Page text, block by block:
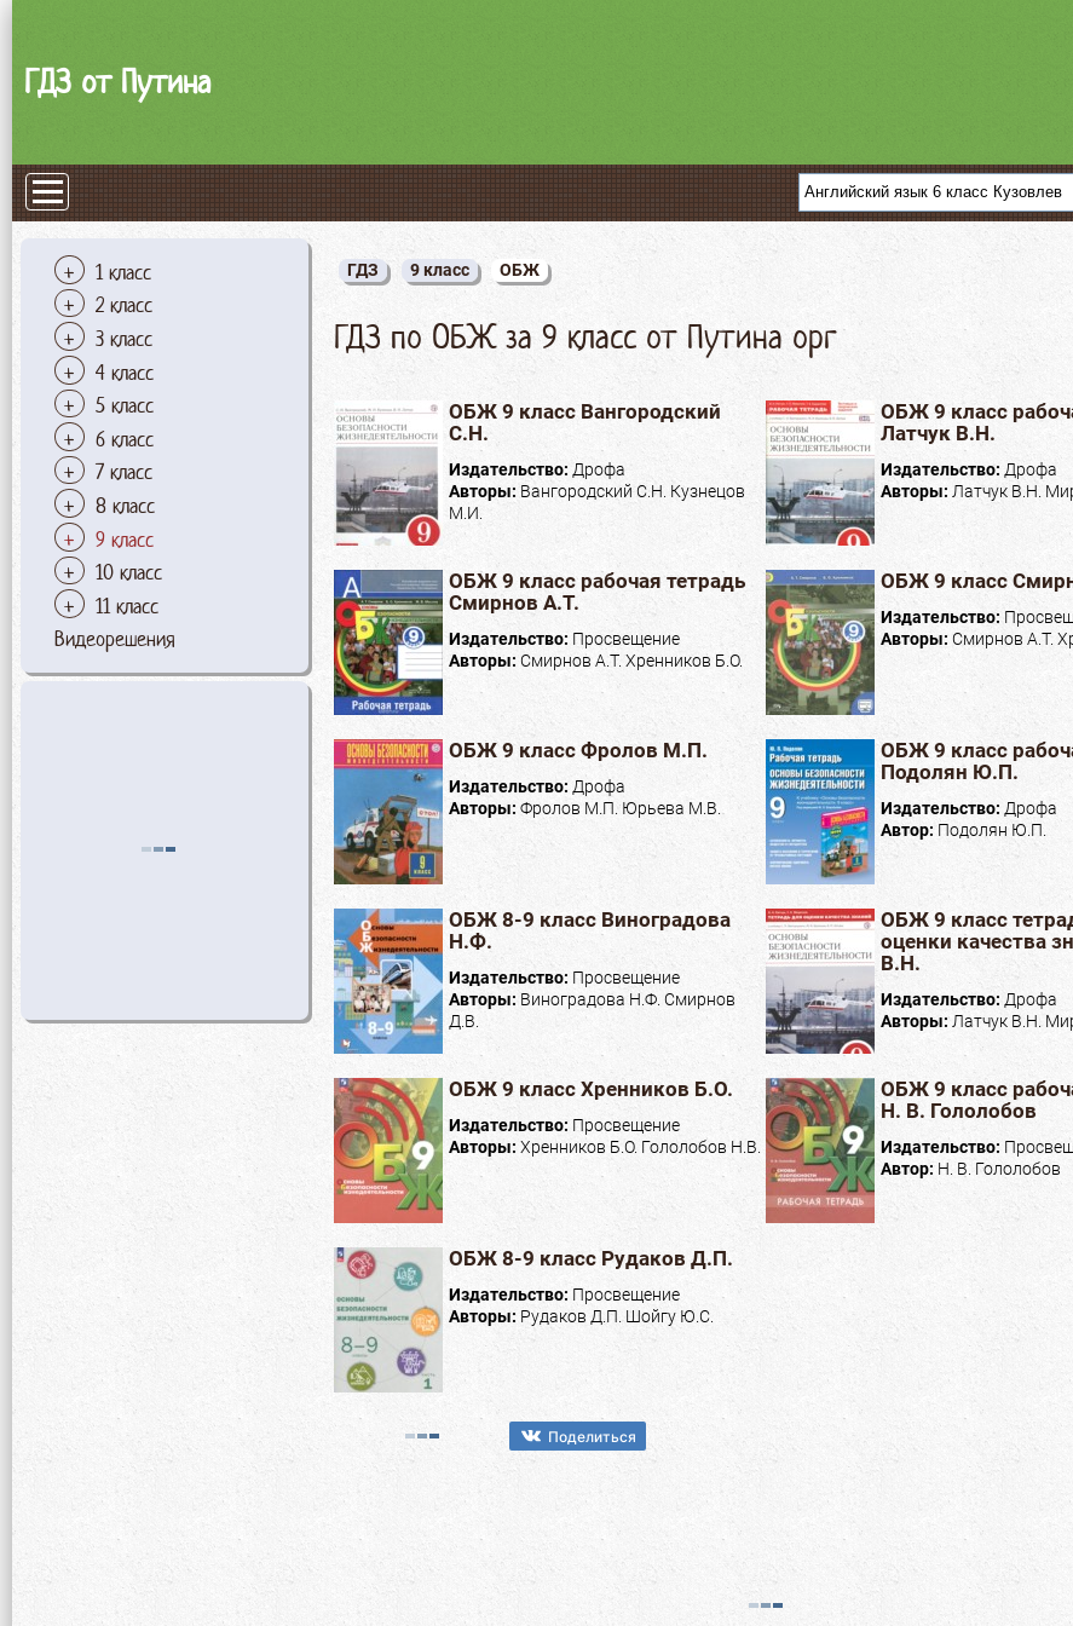
ГДЗ от Путина
1 класс
2 класс
3 класс
4 класс
5 класс
6 класс
7 класс
8 класс
9 класс
10 класс
11 класс
Видеорешения
ГДЗ 9 класс ОБЖ
ГДЗ по ОБЖ за 9 класс от Путина орг
ОБЖ 9 класс Вангородский
С.Н.
Издательство: Дрофа
Авторы: Вангородский С.Н. Кузнецов
М.И.
ОБЖ 9 класс
Латчук В.Н.
Издательство: Дрофа
Авторы: Латчук В.Н.
ОБЖ 9 класс рабочая тетрадь
Смирнов А.Т.
Издательство: Просвещение
Авторы: Смирнов А.Т. Хренников Б.О.
ОБЖ 9 класс
Издательство:
Авторы: Смирнов А.Т.
ОБЖ 9 класс Фролов М.П.
Издательство: Дрофа
Авторы: Фролов М.П. Юрьева М.В.
ОБЖ 9 класс
Подолян Ю.П.
Издательство: Дрофа
Автор: Подолян Ю.П.
ОБЖ 8-9 класс Виноградова
Н.Ф.
Издательство: Просвещение
Авторы: Виноградова Н.Ф. Смирнов
Д.В.
ОБЖ 9 класс
оценки качества
В.Н.
Издательство: Дрофа
Авторы:Латчук В.Н.
ОБЖ 9 класс Хренников Б.О.
Издательство: Просвещение
Авторы: Хренников Б.О. Гололобов Н.В.
ОБЖ 9 класс
Н. В. Гололобов
Издательство:
Автор: Н. В. Гололобов
ОБЖ 8-9 класс Рудаков Д.П.
Издательство: Просвещение
Авторы: Рудаков Д.П. Шойгу Ю.С.
Поделиться